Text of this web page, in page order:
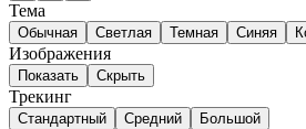
Тема
Обычная Светлая Темная Синяя
Изображения
Показать Скрыть
Трекинг
Стандартный Средний Большой